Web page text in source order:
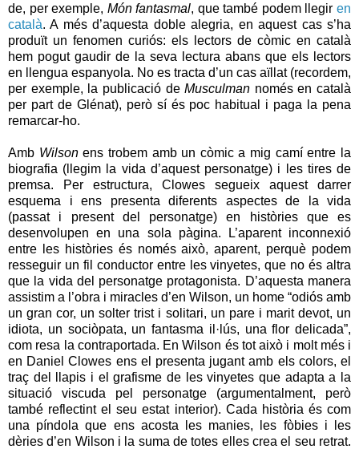
de, per exemple, Món fantasmal, que també podem llegiren
català. A més d’aquesta doble alegria, en aquest cas s’ha
produït un fenomen curiós: els lectors de còmic en català
hem pogut gaudir de la seva lectura abans que els lectors
en llengua espanyola. No es tracta d’un cas aïllat (recordem,
per exemple, la publicació deMusculman només en català
per part de Glénat), però sí és poc habitual i paga la pena
remarcar-ho.
Amb Wilsonens trobem amb un còmic a mig camí entre la
biografia (llegim la vida d’aquest personatge) i les tires de
premsa. Per estructura, Clowes segueix aquest darrer
esquema i ens presenta diferents aspectes de la vida
(passat i present del personatge) en històries que es
desenvolupen en una sola pàgina. L’aparent inconnexió
entre les històries és només això, aparent, perquè podem
resseguir un fil conductor entre les vinyetes, que no és altra
que la vida del personatge protagonista. D’aquesta manera
assistim a l’obra i miracles d’en Wilson, un home “odiós amb
un gran cor, un solter trist i solitari, un pare i marit devot, un
idiota, un sociòpata, un fantasma il·lús, una flor delicada”,
com resa la contraportada. En Wilson és tot això i molt més i
en Daniel Clowes ens el presenta jugant amb els colors, el
traç del llapis i el grafisme de les vinyetes que adapta a la
situació viscuda pel personatge (argumentalment, però
també reflectint el seu estat interior). Cada història és com
una píndola que ens acosta les manies, les fòbies i les
dèries d’en Wilson i la suma de totes elles crea el seu retrat.